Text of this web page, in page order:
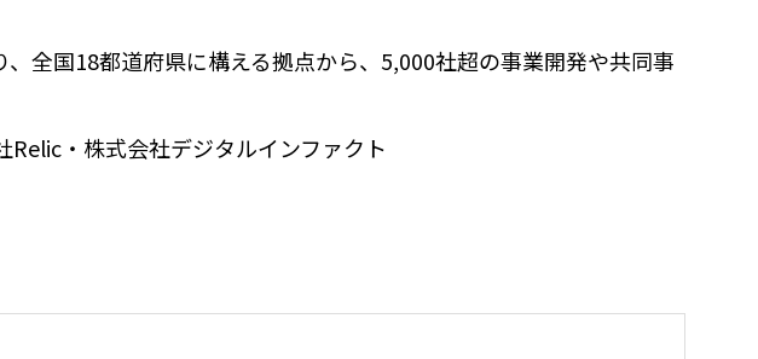
全国18都道府県に構える拠点から、5,000社超の事業開発や共同事
・株式会社デジタルインファクト